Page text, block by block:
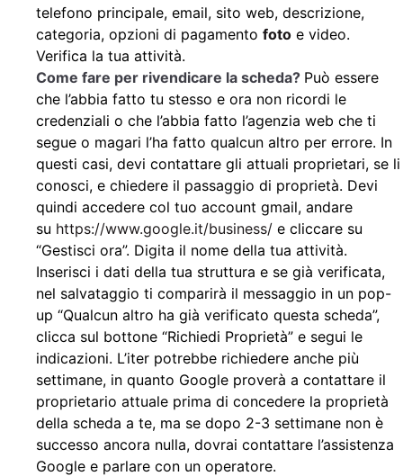
telefono principale, email, sito web, descrizione,
categoria, opzioni di pagamento foto e video.
Verifica la tua attività.
Come fare per rivendicare la scheda? Può essere
che l’abbia fatto tu stesso e ora non ricordi le
credenziali o che l’abbia fatto l’agenzia web che ti
segue o magari l’ha fatto qualcun altro per errore. In
questi casi, devi contattare gli attuali proprietari, se li
conosci, e chiedere il passaggio di proprietà. Devi
quindi accedere col tuo account gmail, andare
su https://www.google.it/business/ e cliccare su
“Gestisci ora”. Digita il nome della tua attività.
Inserisci i dati della tua struttura e se già verificata,
nel salvataggio ti comparirà il messaggio in un pop-
up “Qualcun altro ha già verificato questa scheda”,
clicca sul bottone “Richiedi Proprietà” e segui le
indicazioni. L’iter potrebbe richiedere anche più
settimane, in quanto Google proverà a contattare il
proprietario attuale prima di concedere la proprietà
della scheda a te, ma se dopo 2-3 settimane non è
successo ancora nulla, dovrai contattare l’assistenza
Google e parlare con un operatore.